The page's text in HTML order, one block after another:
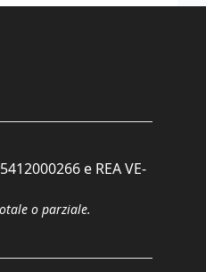
e REA VE-
o parziale.